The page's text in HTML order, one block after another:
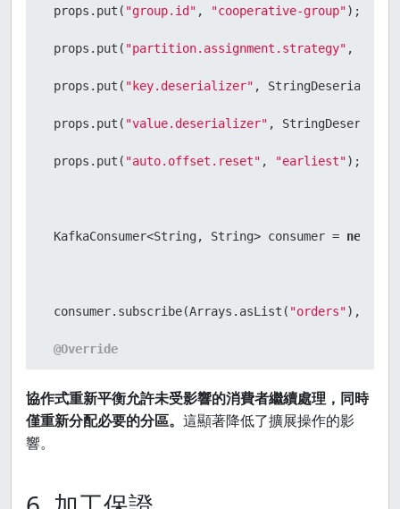
while (recordCount < ) {
ConsumerRecords<String, String> records =
recordCount += processRecordsForGroup(groupId,
}
} finally {
}
}
props.put( "group.id" , "cooperative-group");
props.put( "partition.assignment.strategy" ,
props.put( "key.deserializer" ,
props.put( "value.deserializer" ,
props.put( "auto.offset.reset" , "earliest");
KafkaConsumer<String, String> consumer = new
consumer.subscribe(Arrays.asList( "orders"),
@Override
logger.info("Revoked partitions: {}",
}
協作式重新平衡允許未受影響的消費者繼續處理，同時
僅重新分配必要的分區。 這顯著降低了擴展操作的影
響。